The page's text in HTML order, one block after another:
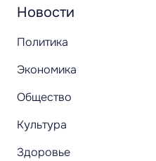
Новости
Политика
Экономика
Общество
Культура
Здоровье